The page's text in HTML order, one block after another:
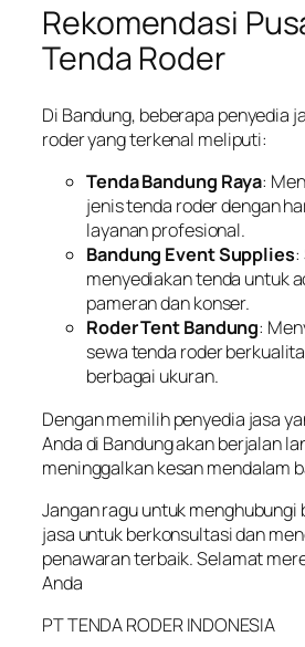
Rekomendasi
Tenda Roder
Di Bandung, beberapa penyedia
roder yang terkenal meliputi:
Tenda Bandung Raya:
jenis tenda roder dengan
layanan profesional.
Bandung Event Supplies:
menyediakan tenda untuk
pameran dan konser.
Roder Tent Bandung:
sewa tenda roder
berbagai ukuran.
Dengan memilih penyedia jasa
Anda di Bandung akan berjalan
meninggalkan kesan mendalam
Jangan ragu untuk menghubungi
jasa untuk berkonsultasi dan
penawaran terbaik. Selamat
Anda
PT TENDA RODER INDONESIA